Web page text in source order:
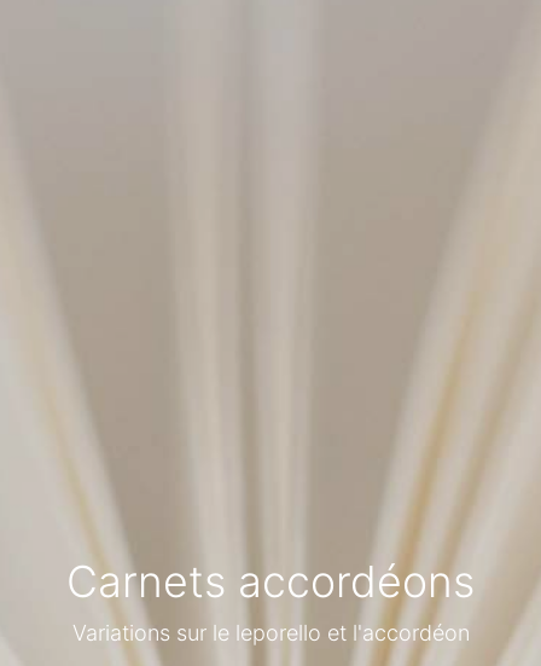
Carnets accordéons
Variations sur le leporello et l'accordéon